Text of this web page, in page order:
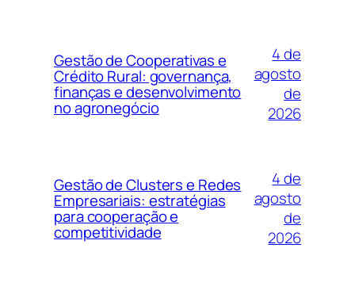
Gestão de Cooperativas e
Crédito Rural: governança,
finanças e desenvolvimento
no agronegócio
4 de
agosto
de
2026
Gestão de Clusters e Redes
Empresariais: estratégias
para cooperação e
competitividade
4 de
agosto
de
2026